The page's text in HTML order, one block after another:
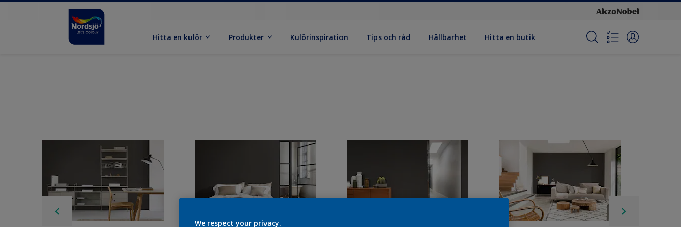
Hitta en kulör Produkter Kulörinspiration Tips och råd Hållbarhet Hitta en butik
We respect your privacy.